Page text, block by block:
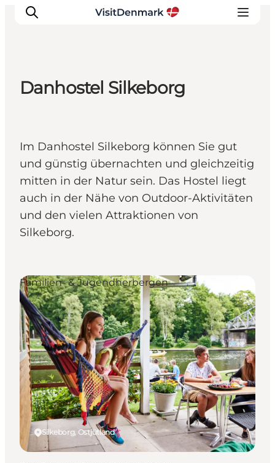
Erlebnisse
Unterkünfte
Reiseplanung
Danhostel Silkeborg
Im Danhostel Silkeborg können Sie gut
und günstig übernachten und gleichzeitig
mitten in der Natur sein. Das Hostel liegt
auch in der Nähe von Outdoor-Aktivitäten
und den vielen Attraktionen von
Silkeborg.
Silkeborg, Ostjütland
Familien- & Jugendherbergen